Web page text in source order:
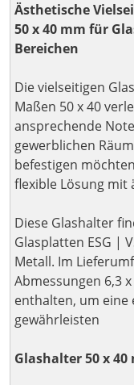
Ästhetische
50 x 40 mm für
Bereichen
Die vielseitigen
Maßen 50 x 40
ansprechende
gewerblichen
befestigen
flexible Lösung mit
Diese Glashalter
Glasplatten ESG |
Metall. Im
Abmessungen 6,3
enthalten, um eine
gewährleisten
Glashalter 50 x